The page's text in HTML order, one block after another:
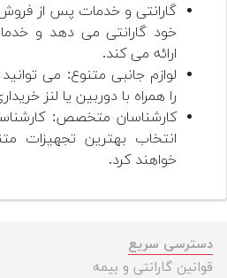
گارانتی و خدمات پس از
خود گارانتی می دهد و
ارائه می کند.
لوازم جانبی متنوع: می
را همراه با دوربین یا لنز
کارشناسان متخصص:
انتخاب بهترین تجهیزات
خواهند کرد.
دسترسی سریع
قوانین گارانتی و بیمه